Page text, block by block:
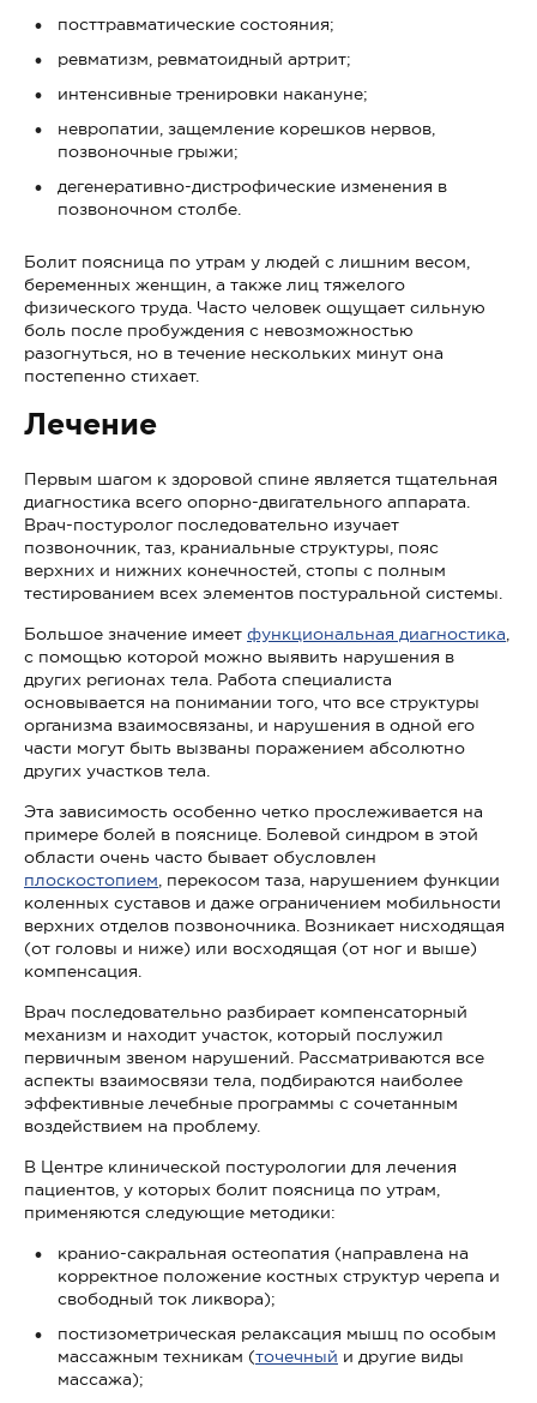
посттравматические состояния;
ревматизм, ревматоидный артрит;
интенсивные тренировки накануне;
невропатии, защемление корешков нервов,
позвоночные грыжи;
дегенеративно-дистрофические изменения в
позвоночном столбе.
Болит поясница по утрам у людей с лишним весом,
беременных женщин, а также лиц тяжелого
физического труда. Часто человек ощущает сильную
боль после пробуждения с невозможностью
разогнуться, но в течение нескольких минут она
постепенно стихает.
Лечение
Первым шагом к здоровой спине является тщательная
диагностика всего опорно-двигательного аппарата.
Врач-постуролог последовательно изучает
позвоночник, таз, краниальные структуры, пояс
верхних и нижних конечностей, стопы с полным
тестированием всех элементов постуральной системы.
Большое значение имеет функциональная диагностика
с помощью которой можно выявить нарушения в
других регионах тела. Работа специалиста
основывается на понимании того, что все структуры
организма взаимосвязаны, и нарушения в одной его
части могут быть вызваны поражением абсолютно
других участков тела.
Эта зависимость особенно четко прослеживается на
примере болей в пояснице. Болевой синдром в этой
области очень часто бывает обусловлен
плоскостопием , перекосом таза, нарушением функции
коленных суставов и даже ограничением мобильности
верхних отделов позвоночника. Возникает нисходящая
(от головы и ниже) или восходящая (от ног и выше)
компенсация.
Врач последовательно разбирает компенсаторный
механизм и находит участок, который послужил
первичным звеном нарушений. Рассматриваются все
аспекты взаимосвязи тела, подбираются наиболее
эффективные лечебные программы с сочетанным
воздействием на проблему.
В Центре клинической постурологии для лечения
пациентов, у которых болит поясница по утрам,
применяются следующие методики:
кранио-сакральная остеопатия (направлена на
корректное положение костных структур черепа и
свободный ток ликвора);
постизометрическая релаксация мышц по особым
массажным техникам (точечный и другие виды
массажа);